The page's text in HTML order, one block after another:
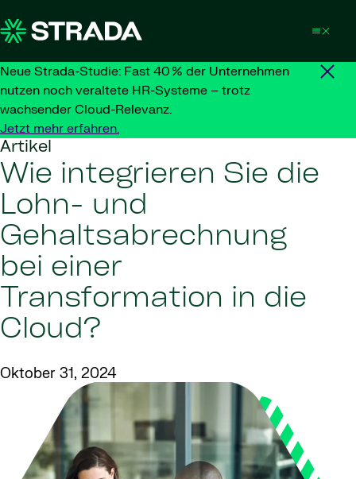
Neue Strada-Studie: Fast 40 % der Unternehmen
nutzen noch veraltete HR-Systeme – trotz
wachsender Cloud-Relevanz.
Jetzt mehr erfahren.
Artikel
Wie integrieren Sie die
Lohn- und
Gehaltsabrechnung
bei einer
Transformation in die
Cloud?
Oktober 31, 2024